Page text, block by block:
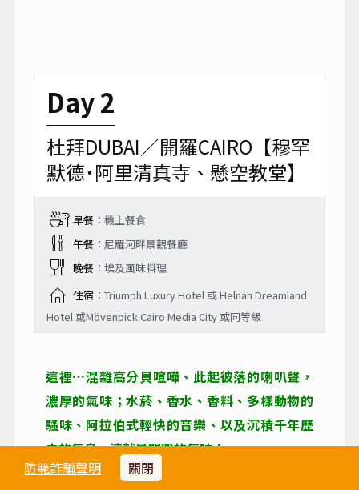
防範詐騙聲明 關閉
Day 2
杜拜DUBAI／開羅CAIRO【穆罕
默德˙阿里清真寺、懸空教堂】
早餐：機上餐食
午餐：尼羅河畔景觀餐廳
晚餐：埃及風味料理
住宿 ：Triumph Luxury Hotel 或 Helnan Dreamland
Hotel 或Mövenpick Cairo Media City 或同等級
這裡…混雜高分貝喧嘩、此起彼落的喇叭聲，
濃厚的氣味；水菸、香水、香料、多樣動物的
騷味、阿拉伯式輕快的音樂、以及沉積千年歷
史的氣息，這就是開羅的氣味！
穆罕默德˙阿里清真寺Mosque of Muhammad